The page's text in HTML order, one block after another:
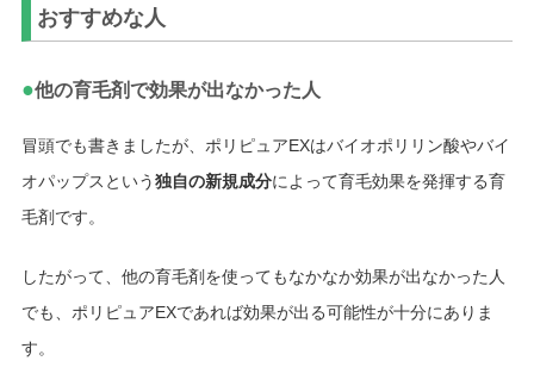
おすすめな人
●他の育毛剤で効果が出なかった人
冒頭でも書きましたが、ポリピュアEXはバイオポリリン酸やバイ
オパップスという独自の新規成分によって育毛効果を発揮する育
毛剤です。
したがって、他の育毛剤を使ってもなかなか効果が出なかった人
でも、ポリピュアEXであれば効果が出る可能性が十分にありま
す。